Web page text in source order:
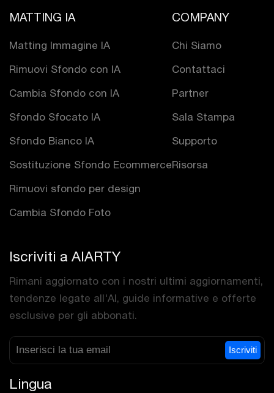
MATTING IA
Matting Immagine IA
Rimuovi Sfondo con IA
Cambia Sfondo con IA
Sfondo Sfocato IA
Sfondo Bianco IA
Sostituzione Sfondo Ecommerce
Rimuovi sfondo per design
Cambia Sfondo Foto
COMPANY
Chi Siamo
Contattaci
Partner
Sala Stampa
Supporto
Risorsa
Iscriviti a AIARTY
Rimani aggiornato con i nostri ultimi aggiornamenti,
tendenze legate all'AI, guide informative e offerte
esclusive per gli abbonati.
Iscriviti
Lingua